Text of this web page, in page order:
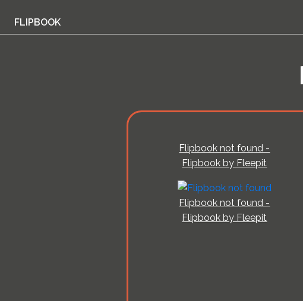
FLIPBOOK
Flipbook not found -
Flipbook by Fleepit
Flipbook not found -
Flipbook by Fleepit